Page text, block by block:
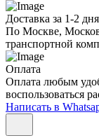
Доставка за 1-2 дня
По Москве,
транспортной
Оплата
Оплата любым
воспользоваться
Написать в